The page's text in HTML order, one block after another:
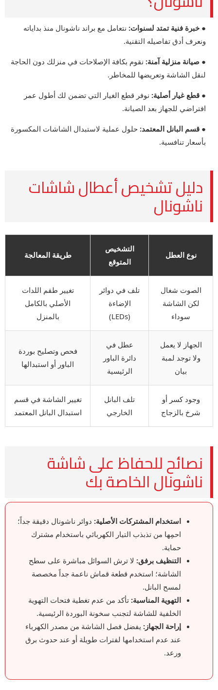
● خبرة فنية تمتد لسنوات: نتعامل مع براند ناشونال منذ بداياته
ونعرف أدق تفاصيله التقنية.
● صيانة منزلية آمنة: نقوم بكافة الإصلاحات في منزلك دون الحاجة
لنقل الشاشة وتعريضها للمخاطر.
● قطع غيار أصلية: نوفر قطع الغيار التي تضمن لك أطول عمر
افتراضي للجهاز بعد الصيانة.
● قسم البانل المعتمد: حلول عملية لاستبدال الشاشات المكسورة
بأسعار تنافسية.
دليل تشخيص أعطال شاشات
ناشونال
نوع العطل
التشخيص
المتوقع
طريقة المعالجة
الصوت شغال
لكن الشاشة
سوداء
تلف في دوائر
الإضاءة
(LEDs)
تغيير طقم اللدات
الأصلي بالكامل
بالمنزل
الجهاز لا يعمل
ولا توجد لمبة
بيان
عطل في
دائرة الباور
الرئيسية
فحص وتصليح بوردة
الباور أو استبدالها
وجود كسر أو
شرخ بالزجاج
تلف البانل
الخارجي
تغيير الشاشة في قسم
استبدال البانل المعتمد
نصائح للحفاظ على شاشة
ناشونال الخاصة بك
استخدام المشتركات الأصلية: دوائر ناشونال دقيقة جداً؛
احمِها من تذبذب التيار الكهربائي باستخدام مشترك
حماية.
التنظيف برفق: لا ترش السوائل مباشرة على سطح
الشاشة؛ استخدم قطعة قماش ناعمة جداً مخصصة
لمسح البانل.
التهوية المناسبة: تأكد من عدم تغطية فتحات التهوية
الخلفية للشاشة لتجنب سخونة البوردة الرئيسية.
إراحة الجهاز: يفضل فصل الشاشة من مصدر الكهرباء
عند عدم استخدامها لفترات طويلة أو عند حدوث برق
ورعد.